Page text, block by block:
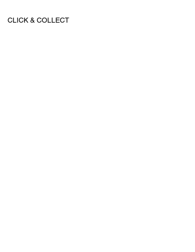
CLICK & COLLECT